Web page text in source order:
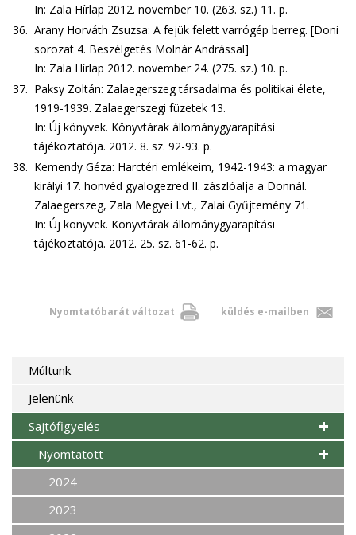
In: Zala Hírlap 2012. november 10. (263. sz.) 11. p.
36. Arany Horváth Zsuzsa: A fejük felett varrógép berreg. [Doni
sorozat 4. Beszélgetés Molnár Andrással]
In: Zala Hírlap 2012. november 24. (275. sz.) 10. p.
37. Paksy Zoltán: Zalaegerszeg társadalma és politikai élete,
1919-1939. Zalaegerszegi füzetek 13.
In: Új könyvek. Könyvtárak állománygyarapítási
tájékoztatója. 2012. 8. sz. 92-93. p.
38. Kemendy Géza: Harctéri emlékeim, 1942-1943: a magyar
királyi 17. honvéd gyalogezred II. zászlóalja a Donnál.
Zalaegerszeg, Zala Megyei Lvt., Zalai Gyűjtemény 71.
In: Új könyvek. Könyvtárak állománygyarapítási
tájékoztatója. 2012. 25. sz. 61-62. p.
Nyomtatóbarát változat küldés e-mailben
Múltunk
Jelenünk
Sajtófigyelés
Nyomtatott
2024
2023